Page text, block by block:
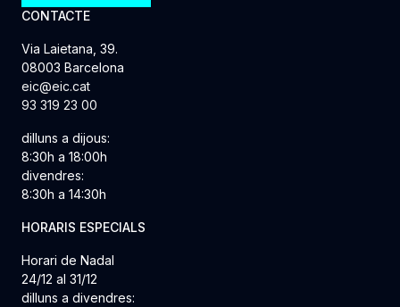
CONTACTE
Via Laietana, 39.
08003 Barcelona
eic@eic.cat
93 319 23 00
dilluns a dijous:
8:30h a 18:00h
divendres:
8:30h a 14:30h
HORARIS ESPECIALS
Horari de Nadal
24/12 al 31/12
dilluns a divendres: